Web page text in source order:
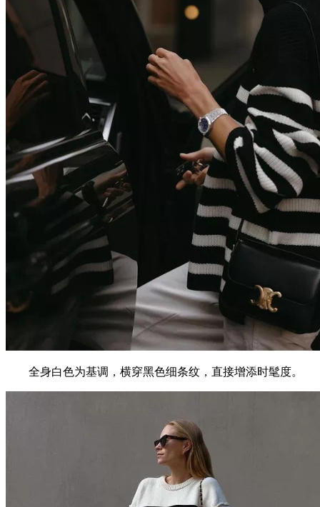
全身白色为基调，横穿黑色细条纹，直接增添时髦度。